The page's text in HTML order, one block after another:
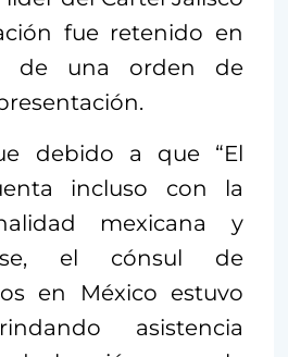
fue retenido en
de una orden de
debido a que “El
incluso con la
mexicana y
el cónsul de
en México estuvo
asistencia